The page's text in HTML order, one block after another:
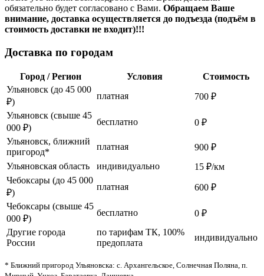
обязательно будет согласовано с Вами. Обращаем Ваше
внимание, доставка осуществляется до подъезда (подъём в
стоимость доставки не входит)!!!
Доставка по городам
Город / Регион Условия
Стоимость
Ульяновск (до 45 000
₽)
платная
700 ₽
Ульяновск (свыше 45
000 ₽)
бесплатно
0 ₽
Ульяновск, ближний
пригород*
платная
900 ₽
Ульяновская область
индивидуально
15 ₽/км
Чебоксары (до 45 000
₽)
платная
600 ₽
Чебоксары (свыше 45
000 ₽)
бесплатно
0 ₽
Другие города
России
по тарифам ТК, 100%
предоплата
индивидуально
* Ближний пригород Ульяновска: с. Архангельское, Солнечная Поляна, п.